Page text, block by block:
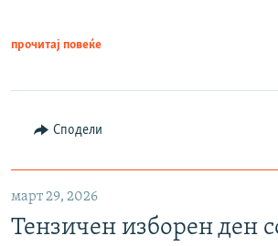
прочитај повеќе
Сподели
март 29, 2026
Тензичен изборен ден